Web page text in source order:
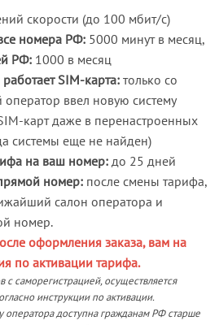
скорости (до 100 мбит/с)
номера РФ: 5000 минут в месяц,
РФ: 1000 в месяц
SIM-карта: только со
ввел новую систему
карт даже в перенастроенных
системы еще не найден)
на ваш номер: до 25 дней
номер: после смены тарифа,
салон оператора и
номер.
оформления заказа, вам на
по активации тарифа.
с саморегистрацией, осуществляется
инструкции по активации.
оператора доступна гражданам РФ старше